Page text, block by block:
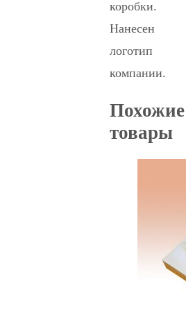
коробки.
Нанесен
логотип
компании.
Похожие
товары